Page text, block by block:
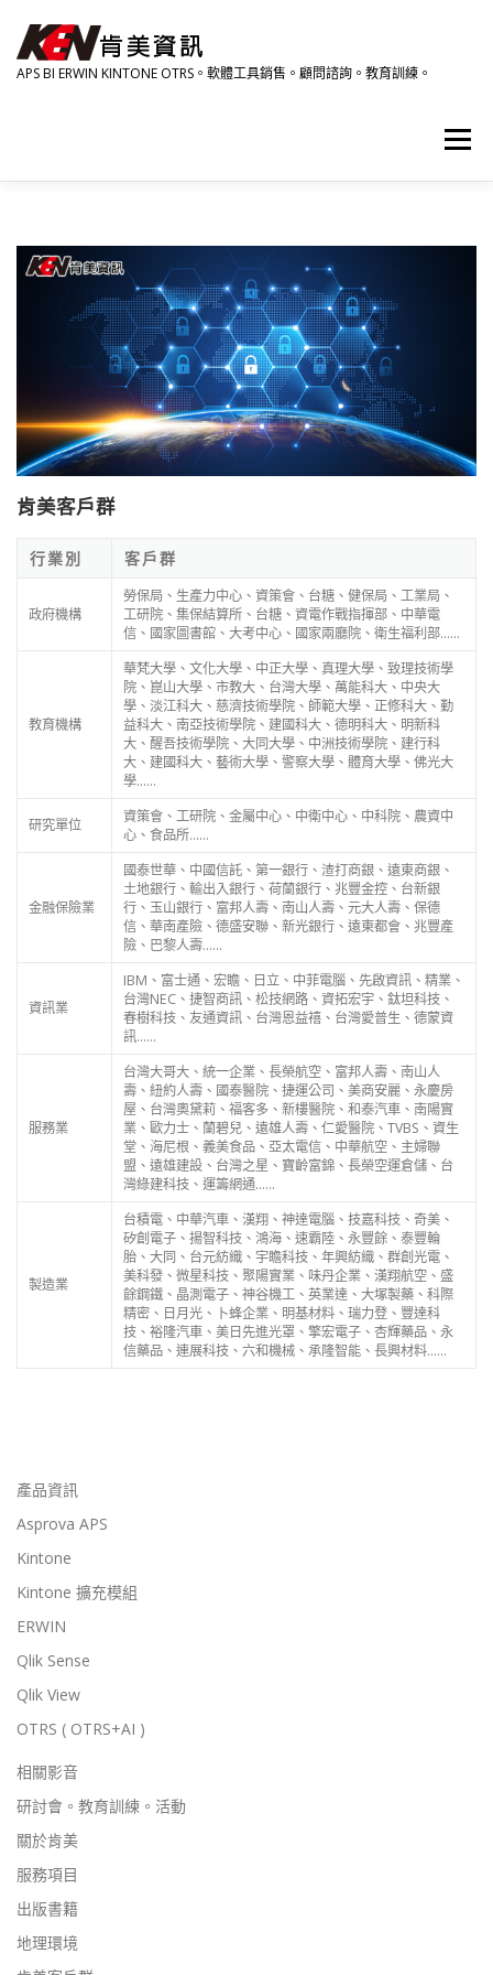
APS BI ERWIN KINTONE OTRS。軟體工具銷售。顧問諮詢。教育訓練。
選單
關於肯美 HOME
肯美客戶群
行業別 客戶群
政府機構
勞保局、生產力中心、資策會、台糖、健保局、工業局、
工研院、集保結算所、台糖、資電作戰指揮部、中華電
信、國家圖書館、大考中心、國家兩廳院、衛生福利部……
教育機構
華梵大學、文化大學、中正大學、真理大學、致理技術學
院、崑山大學、市教大、台灣大學、萬能科大、中央大
學、淡江科大、慈濟技術學院、師範大學、正修科大、勤
益科大、南亞技術學院、建國科大、德明科大、明新科
大、醒吾技術學院、大同大學、中洲技術學院、建行科
大、建國科大、藝術大學、警察大學、體育大學、佛光大
學……
研究單位
資策會、工研院、金屬中心、中衛中心、中科院、農資中
心、食品所……
金融保險業
國泰世華、中國信託、第一銀行、渣打商銀、遠東商銀、
土地銀行、輸出入銀行、荷蘭銀行、兆豐金控、台新銀
行、玉山銀行、富邦人壽、南山人壽、元大人壽、保德
信、華南產險、德盛安聯、新光銀行、遠東都會、兆豐產
險、巴黎人壽……
資訊業
IBM、富士通、宏瞻、日立、中菲電腦、先啟資訊、精業、
台灣NEC、捷智商訊、松技網路、資拓宏宇、鈦坦科技、
春樹科技、友通資訊、台灣恩益禧、台灣愛普生、德蒙資
訊……
服務業
台灣大哥大、統一企業、長榮航空、富邦人壽、南山人
壽、紐約人壽、國泰醫院、捷運公司、美商安麗、永慶房
屋、台灣奧黛莉、福客多、新樓醫院、和泰汽車、南陽實
業、歐力士、蘭碧兒、遠雄人壽、仁愛醫院、TVBS、資生
堂、海尼根、義美食品、亞太電信、中華航空、主婦聯
盟、遠雄建設、台灣之星、寶齡富錦、長榮空運倉儲、台
灣綠建科技、運籌網通……
製造業
台積電、中華汽車、漢翔、神達電腦、技嘉科技、奇美、
矽創電子、揚智科技、鴻海、速霸陸、永豐餘、泰豐輪
胎、大同、台元紡織、宇瞻科技、年興紡織、群創光電、
美科發、微星科技、聚陽實業、味丹企業、漢翔航空、盛
餘鋼鐵、晶測電子、神谷機工、英業達、大塚製藥、科際
精密、日月光、卜蜂企業、明基材料、瑞力登、豐達科
技、裕隆汽車、美日先進光罩、擎宏電子、杏輝藥品、永
信藥品、連展科技、六和機械、承隆智能、長興材料……
產品資訊
Asprova APS
Kintone
Kintone 擴充模組
ERWIN
Qlik Sense
Qlik View
OTRS ( OTRS+AI )
相關影音
研討會。教育訓練。活動
關於肯美
服務項目
出版書籍
地理環境